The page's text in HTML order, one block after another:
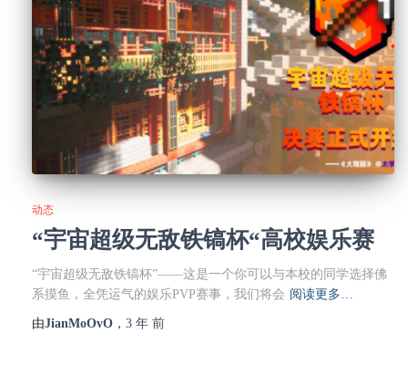
动态
“宇宙超级无敌铁镐杯“高校娱乐赛
“宇宙超级无敌铁镐杯”——这是一个你可以与本校的同学选择佛
系摸鱼，全凭运气的娱乐PVP赛事，我们将会 阅读更多…
由JianMoOvO ， 3 年 前